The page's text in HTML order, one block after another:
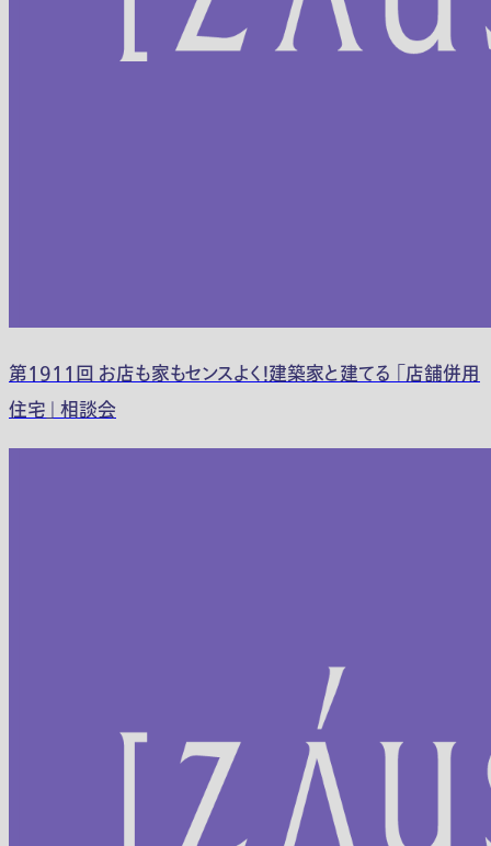
第1911回 お店も家もセンスよく！建築家と建てる 「店舗併用
住宅」 相談会